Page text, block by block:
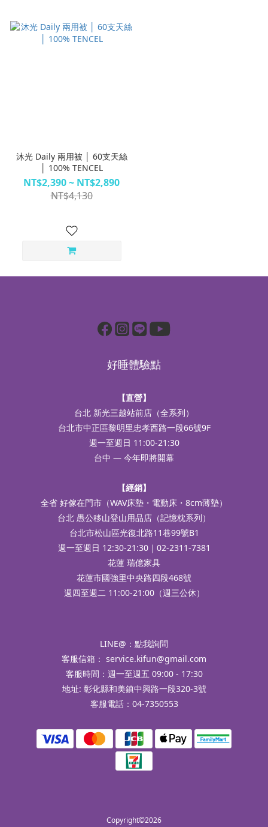
沐光 Daily 兩用被 │ 60支天絲
│ 100% TENCEL
NT$2,390 ~ NT$2,890
NT$4,130
好睡體驗點
【直營】
台北 新光三越站前店（全系列）
台北市中正區黎明里忠孝西路一段66號9F
週一至週日 11:00-21:30
台中 — 今年即將開幕
【經銷】
全省 好傢在門市（WAV床墊・電動床・8cm薄墊）
台北 愚公移山登山用品店（記憶枕系列）
台北市松山區光復北路11巷99號B1
週一至週日 12:30-21:30｜02-2311-7381
花蓮 瑞億家具
花蓮市國強里中央路四段468號
週四至週二 11:00-21:00（週三公休）
LINE@： 點我詢問
客服信箱： service.kifun@gmail.com
客服時間：週一至週五 09:00 - 17:30
地址: 彰化縣和美鎮中興路一段320-3號
客服電話：04-7350553
Copyright©2026